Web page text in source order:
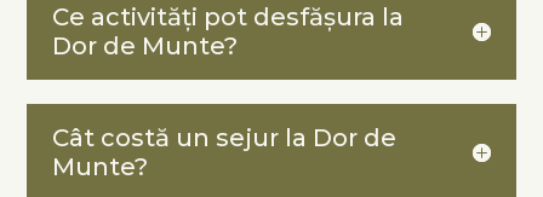
Ce activități pot desfășura la
Dor de Munte?
Cât costă un sejur la Dor de
Munte?